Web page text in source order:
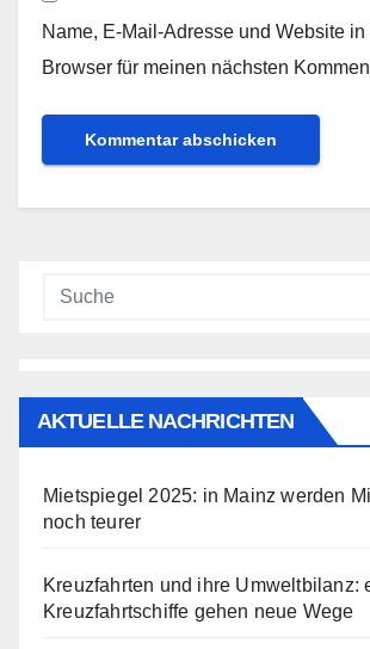
Name, E-Mail-Adresse und Website
Browser für meinen nächsten
AKTUELLE NACHRICHTEN
Mietspiegel 2025: in Mainz werden
noch teurer
Kreuzfahrten und ihre Umweltbilanz:
Kreuzfahrtschiffe gehen neue Wege